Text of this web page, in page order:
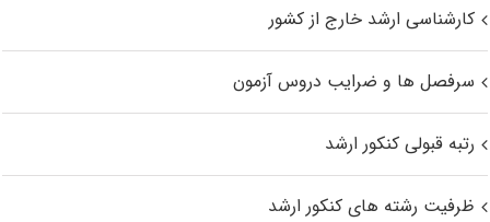
کارشناسی ارشد خارج از کشور
سرفصل ها و ضرایب دروس آزمون
رتبه قبولی کنکور ارشد
ظرفیت رشته های کنکور ارشد